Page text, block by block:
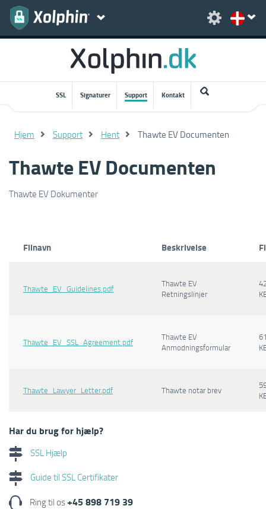
SSL Signaturer Support Kontakt
Hjem Support Hent Thawte EV Documenten
Thawte EV Documenten
Thawte EV Dokumenter
Filnavn Beskrivelse
Thawte_EV_Guidelines.pdf
Thawte EV
Retningslinjer
Thawte_EV_SSL_Agreement.pdf
Thawte EV
Anmodningsformular
Thawte_Lawyer_Letter.pdf Thawte notar brev
Har du brug for hjælp?
SSL Hjælp
Guide til SSL Certifikater
Ring til os+45 898 719 39